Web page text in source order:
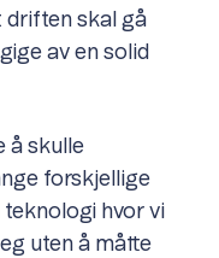
driften skal gå
av en solid
å skulle
forskjellige
teknologi hvor vi
uten å måtte